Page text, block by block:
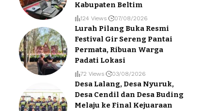
Kabupaten Beltim
124 Views 07/08/2026
Lurah Pilang Buka Resmi
Festival Gir Sereng Pantai
Permata, Ribuan Warga
Padati Lokasi
72 Views 03/08/2026
Desa Lalang, Desa Nyuruk,
Desa Cendil dan Desa Buding
Melaju ke Final Kejuaraan